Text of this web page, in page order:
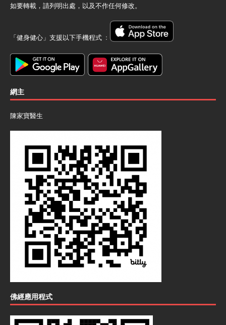
如要轉載，請列明出處，以及不作任何修改。
「健身健心」支援以下手機程式 ﹕
網主
陳家寶醫生
佛經應用程式